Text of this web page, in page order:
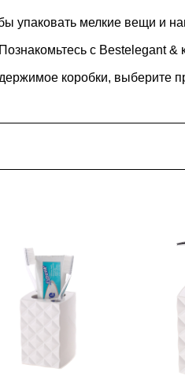
упаковать мелкие вещи и
Познакомьтесь с Bestelegant &
коробки,